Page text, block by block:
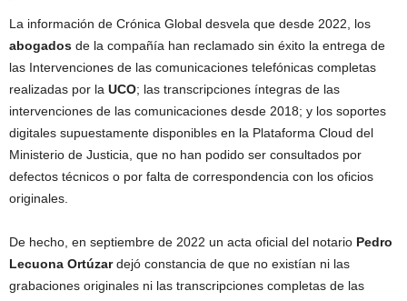
La información de Crónica Global desvela que desde 2022, los
abogados de la compañía han reclamado sin éxito la entrega de
las Intervenciones de las comunicaciones telefónicas completas
realizadas por la UCO; las transcripciones íntegras de las
intervenciones de las comunicaciones desde 2018; y los soportes
digitales supuestamente disponibles en la Plataforma Cloud del
Ministerio de Justicia, que no han podido ser consultados por
defectos técnicos o por falta de correspondencia con los oficios
originales.
De hecho, en septiembre de 2022 un acta oficial del notario Pedro
Lecuona Ortúzardejó constancia de que no existían ni las
grabaciones originales ni las transcripciones completas de las